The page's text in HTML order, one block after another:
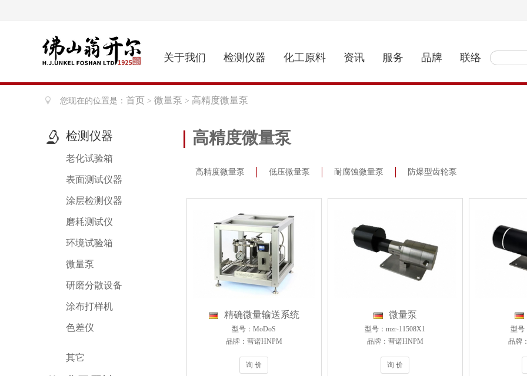
关于我们 检测仪器 化工原料 资讯 服务 品牌 联络
您现在的位置是： 首页 > 微量泵 > 高精度微量泵
检测仪器
老化试验箱
表面测试仪器
涂层检测仪器
磨耗测试仪
环境试验箱
微量泵
研磨分散设备
涂布打样机
色差仪
其它
高精度微量泵
高精度微量泵 低压微量泵 耐腐蚀微量泵 防爆型齿轮泵
精确微量输送系统
型号：MoDoS
品牌：彗诺HNPM
询 价
微量泵
型号：mzr-11508X1
品牌：彗诺HNPM
询 价
型号
品牌